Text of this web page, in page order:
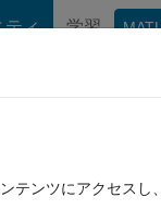
ティ 学習
関する FAQ
decimal
テンツにアクセス